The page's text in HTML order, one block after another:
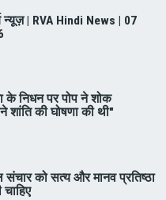
न्यूज़ | RVA Hindi News | 07
के निधन पर पोप ने शोक
शांति की घोषणा की थी"
संचार को सत्य और मानव प्रतिष्ठा